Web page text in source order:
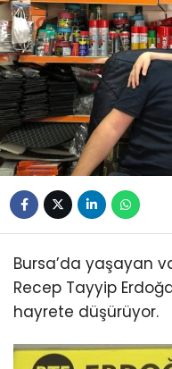
Bursa’da yaşayan
Recep Tayyip
hayrete düşürüyor.